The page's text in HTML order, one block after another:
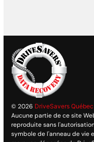
© 2026 DriveSavers Québec
Aucune partie de ce site
reproduite sans
symbole de l'anneau de vie